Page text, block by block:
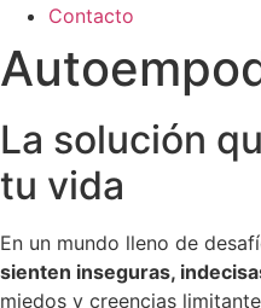
Contacto
La solución
tu vida
En un mundo lleno de
sienten inseguras,
miedos y creencias